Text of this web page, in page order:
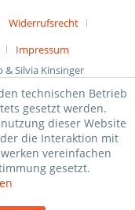
Widerrufsrecht
Impressum
& Silvia Kinsinger
technischen Betrieb
gesetzt werden.
dieser Website
die Interaktion mit
vereinfachen
gesetzt.